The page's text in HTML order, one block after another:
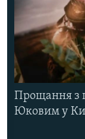
Прощання з
Юковим у